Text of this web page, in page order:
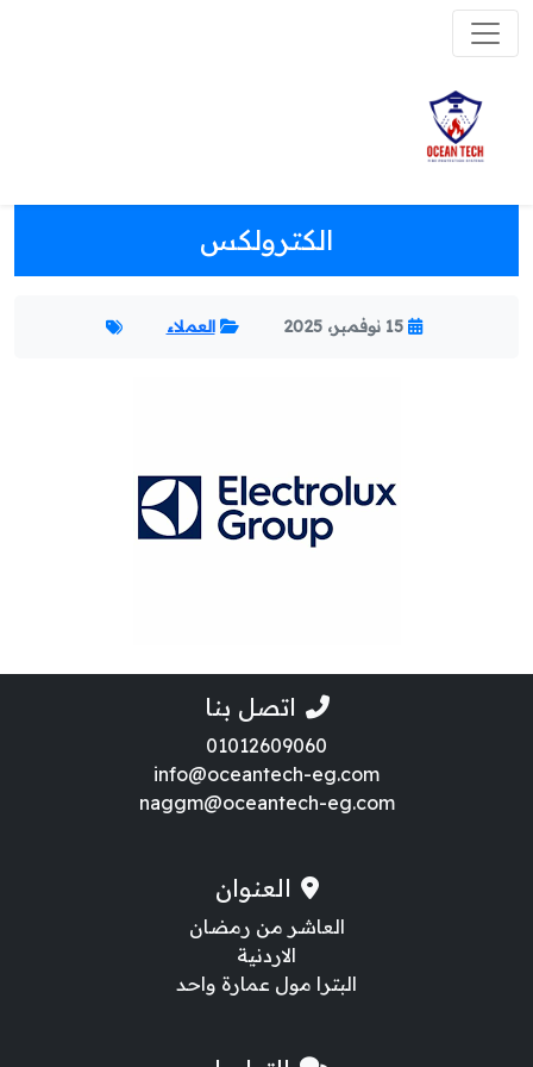
الكترولكس
15 نوفمبر، 2025 العملاء
اتصل بنا
01012609060
info@oceantech-eg.com
naggm@oceantech-eg.com
العنوان
العاشر من رمضان
الاردنية
البترا مول عمارة واحد